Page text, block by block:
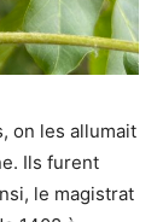
on les allumait
Ils furent
le magistrat